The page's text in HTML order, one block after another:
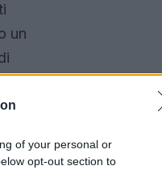
of your personal or
opt-out section to
un